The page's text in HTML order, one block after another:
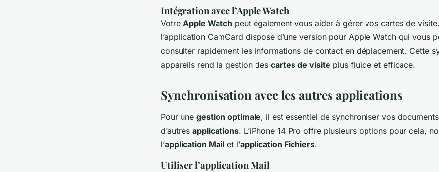
Intégration avec l’Apple Watch
Votre Apple Watch peut également vous aider à gérer vos cartes de
l’application CamCard dispose d’une version pour Apple Watch qui vous
consulter rapidement les informations de contact en déplacement. Cette
appareils rend la gestion des cartes de visite plus fluide et efficace.
Synchronisation avec les autres applications
Pour une gestion optimale, il est essentiel de synchroniser vos
d’autres applications. L’iPhone 14 Pro offre plusieurs options pour cela,
l’application Mail et l’application Fichiers.
Utiliser l’application Mail